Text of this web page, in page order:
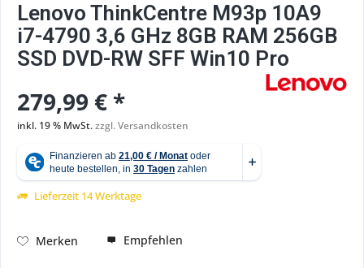
Lenovo ThinkCentre M93p 10A9
i7-4790 3,6 GHz 8GB RAM 256GB
SSD DVD-RW SFF Win10 Pro
279,99 € *
inkl. 19 % MwSt.zzgl. Versandkosten
Lieferzeit 14 Werktage
Merken Empfehlen